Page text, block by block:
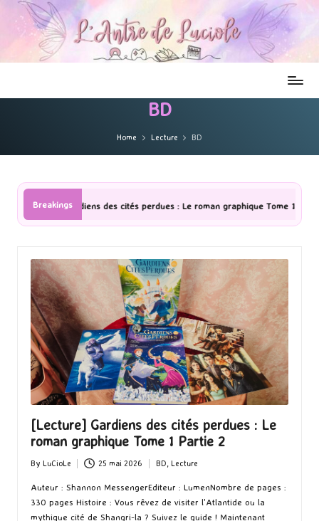
BD
Home Lecture BD
Breakings
cités perdues : Le roman graphique Tome 1 Partie 2 [Série TV]
[Lecture] Gardiens des cités perdues : Le
roman graphique Tome 1 Partie 2
Posted
by
By LuCioLe 25 mai 2026
Posted
in
BD, Lecture
Auteur : Shannon MessengerEditeur : LumenNombre de pages :
330 pages Histoire : Vous rêvez de visiter l'Atlantide ou la
mythique cité de Shangri-la ? Suivez le guide ! Maintenant